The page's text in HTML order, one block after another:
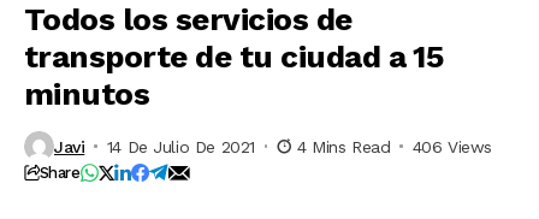
Todos los servicios de
transporte de tu ciudad a 15
minutos
Javi 14 De Julio De 2021 4 Mins Read 406 Views
Share